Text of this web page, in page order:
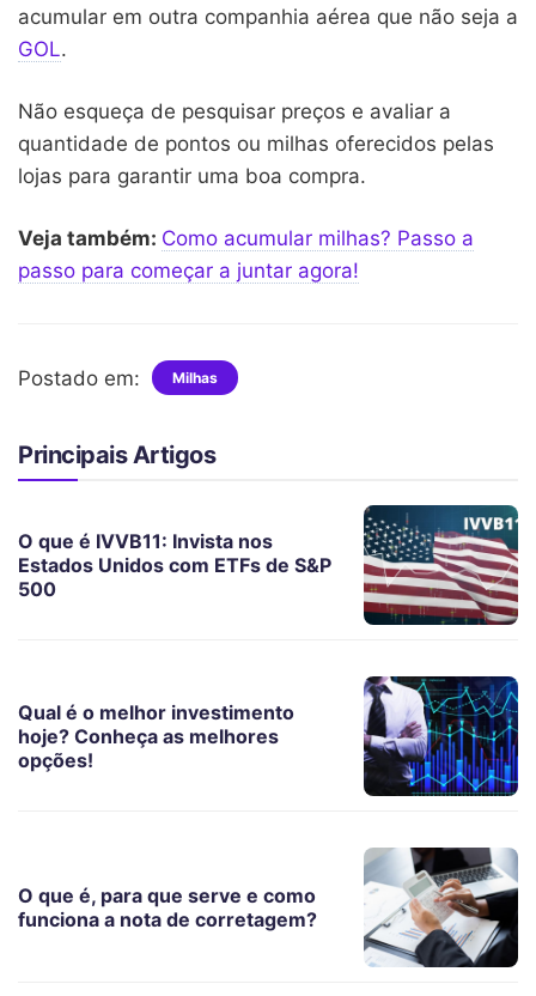
acumular em outra companhia aérea que não seja a
GOL.
Não esqueça de pesquisar preços e avaliar a
quantidade de pontos ou milhas oferecidos pelas
lojas para garantir uma boa compra.
Veja também: Como acumular milhas? Passo a
passo para começar a juntar agora!
Postado em: Milhas
Principais Artigos
O que é IVVB11: Invista nos
Estados Unidos com ETFs de S&P
500
Qual é o melhor investimento
hoje? Conheça as melhores
opções!
O que é, para que serve e como
funciona a nota de corretagem?